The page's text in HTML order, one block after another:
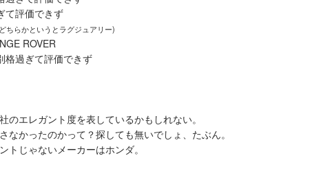
て評価できず
ちらかというとラグジュアリー)
ROVER
格過ぎて評価できず
のエレガント度を表しているかもしれない。
なかったのかって？探しても無いでしょ、たぶん。
トじゃないメーカーはホンダ。